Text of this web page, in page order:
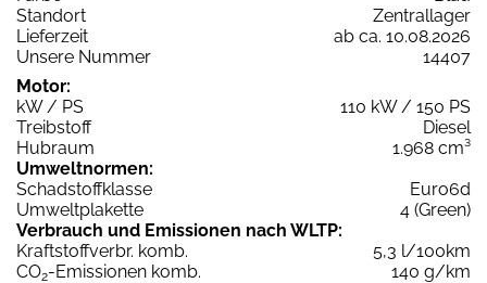
Standort
Zentrallager
Lieferzeit
ab ca. 10.08.2026
Unsere Nummer
14407
Motor:
kW / PS
110 kW / 150 PS
Treibstoff
Diesel
Hubraum
1.968 cm³
Umweltnormen:
Schadstoffklasse
Euro6d
Umweltplakette
4 (Green)
Verbrauch und Emissionen nach WLTP:
Kraftstoffverbr. komb.
5,3 l/100km
CO2-Emissionen komb.
140 g/km